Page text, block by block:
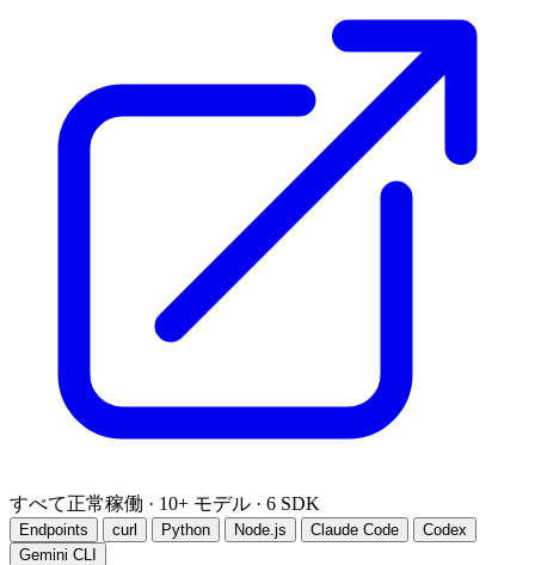
すべて正常稼働 · 10+ モデル · 6 SDK
Endpoints curl Python Node.js Claude Code
Codex
Gemini CLI